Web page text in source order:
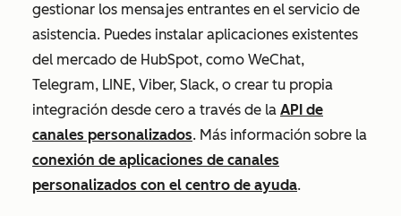
gestionar los mensajes entrantes en el servicio de
asistencia. Puedes instalar aplicaciones existentes
del mercado de HubSpot, como WeChat,
Telegram, LINE, Viber, Slack, o crear tu propia
integración desde cero a través de la API de
canales personalizados. Más información sobre la
conexión de aplicaciones de canales
personalizados con el centro de ayuda.